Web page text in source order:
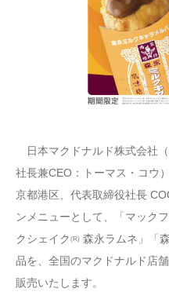
日本マクドナルド株式会社
社長兼CEO：トーマス・コウ
京都港区、代表取締役社長
ンメニューとして、「マック
クシェイク (R) 森永ラムネ」「
品を、全国のマクドナルド店
販売いたします。